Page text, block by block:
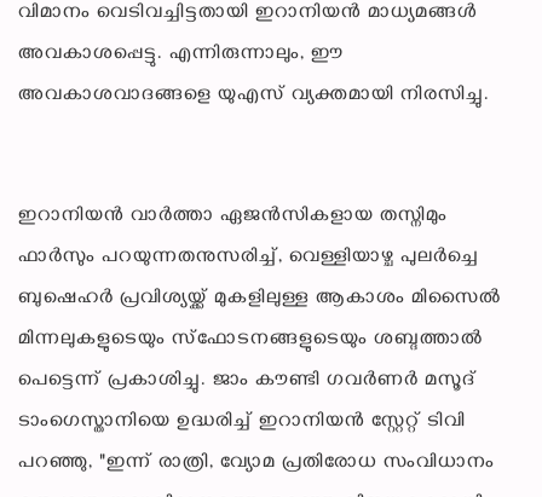
വിമാനം വെടിവച്ചിട്ടതായി ഇറാനിയൻ മാധ്യമങ്ങൾ
അവകാശപ്പെട്ടു. എന്നിരുന്നാലും, ഈ
അവകാശവാദങ്ങളെ യുഎസ് വ്യക്തമായി നിരസിച്ചു.
ഇറാനിയൻ വാർത്താ ഏജൻസികളായ തസ്നിമും
ഫാർസും പറയുന്നതനുസരിച്ച്, വെള്ളിയാഴ്ച പുലർച്ചെ
ബുഷെഹർ പ്രവിശ്യയ്ക്ക് മുകളിലുള്ള ആകാശം മിസൈൽ
മിന്നലുകളുടെയും സ്ഫോടനങ്ങളുടെയും ശബ്ദത്താൽ
പെട്ടെന്ന് പ്രകാശിച്ചു. ജാം കൗണ്ടി ഗവർണർ മസൂദ്
ടാംഗെസ്താനിയെ ഉദ്ധരിച്ച് ഇറാനിയൻ സ്റ്റേറ്റ് ടിവി
പറഞ്ഞു, "ഇന്ന് രാത്രി, വ്യോമ പ്രതിരോധ സംവിധാനം